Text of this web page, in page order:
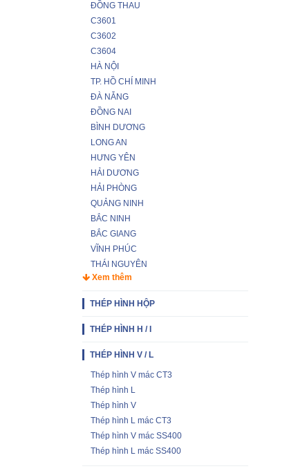
ĐỒNG THAU
C3601
C3602
C3604
HÀ NỘI
TP. HỒ CHÍ MINH
ĐÀ NẴNG
ĐỒNG NAI
BÌNH DƯƠNG
LONG AN
HƯNG YÊN
HẢI DƯƠNG
HẢI PHÒNG
QUẢNG NINH
BẮC NINH
BẮC GIANG
VĨNH PHÚC
THÁI NGUYÊN
Xem thêm
THÉP HÌNH HỘP
THÉP HÌNH H / I
THÉP HÌNH V / L
Thép hình V mác CT3
Thép hình L
Thép hình V
Thép hình L mác CT3
Thép hình V mác SS400
Thép hình L mác SS400